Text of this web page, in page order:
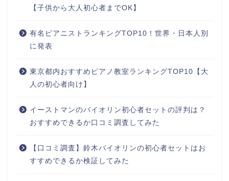
【子供から大人初心者までOK】
有名ピアニストランキングTOP10！世界・日本人別
に発表
東京都内おすすめピアノ教室ランキングTOP10【大
人の初心者向け】
イーストマンのバイオリン初心者セットの評判は？
おすすめできるか口コミ調査してみた
【口コミ調査】鈴木バイオリンの初心者セットはお
すすめできるか検証してみた